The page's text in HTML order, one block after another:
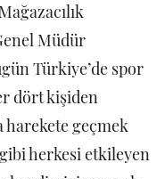
Müdür
Türkiye’de spor
dört kişiden
geçmek
herkesi etkileyen